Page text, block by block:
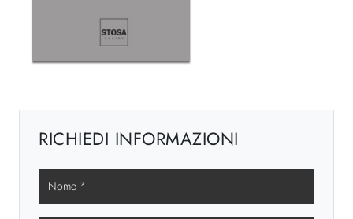
RICHIEDI INFORMAZIONI